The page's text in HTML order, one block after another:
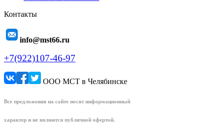
Контакты
info@mst66.ru
+7(922)107-46-97
ООО МСТ в Челябинске
Все предложения на сайте носят информационный
характер и не являются публичной офертой.